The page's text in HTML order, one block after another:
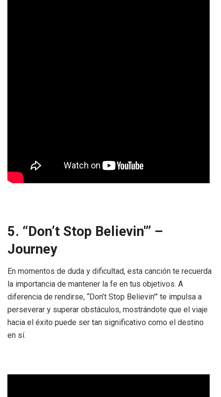
5. “Don’t Stop Believin'” –
Journey
En momentos de duda y dificultad, esta canción te recuerda
la importancia de mantener la fe en tus objetivos. A
diferencia de rendirse, “Don’t Stop Believin'” te impulsa a
perseverar y superar obstáculos, mostrándote que el viaje
hacia el éxito puede ser tan significativo como el destino
en sí.